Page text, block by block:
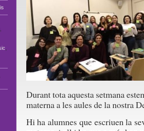
Durant tota aquesta setmana
materna a les aules de la nostra
Hi ha alumnes que escriuen la